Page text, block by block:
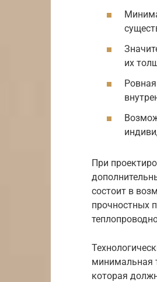
их
При
состоит в
прочностных
минимальная
которая